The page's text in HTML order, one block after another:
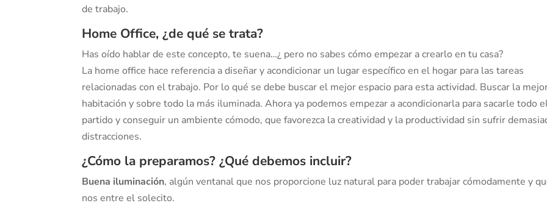
de trabajo.
Home Office, ¿de qué se trata?
Has oído hablar de este concepto, te suena…¿ pero no sabes cómo empezar a crearlo en tu casa?
La home office hace referencia a diseñar y acondicionar un lugar específico en el hogar para las tareas
relacionadas con el trabajo. Por lo qué se debe buscar el mejor espacio para esta actividad. Buscar la
habitación y sobre todo la más iluminada. Ahora ya podemos empezar a acondicionarla para sacarle todo
partido y conseguir un ambiente cómodo, que favorezca la creatividad y la productividad sin sufrir
distracciones.
¿Cómo la preparamos? ¿Qué debemos incluir?
Buena iluminación, algún ventanal que nos proporcione luz natural para poder trabajar cómodamente y
nos entre el solecito.